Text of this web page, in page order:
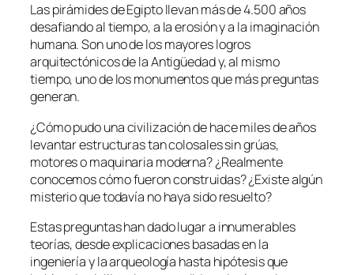
Las pirámides de Egipto llevan más de 4.500 años
desafiando al tiempo, a la erosión y a la imaginación
humana. Son uno de los mayores logros
arquitectónicos de la Antigüedad y, al mismo
tiempo, uno de los monumentos que más preguntas
generan.
¿Cómo pudo una civilización de hace miles de años
levantar estructuras tan colosales sin grúas,
motores o maquinaria moderna? ¿Realmente
conocemos cómo fueron construidas? ¿Existe algún
misterio que todavía no haya sido resuelto?
Estas preguntas han dado lugar a innumerables
teorías, desde explicaciones basadas en la
ingeniería y la arqueología hasta hipótesis que